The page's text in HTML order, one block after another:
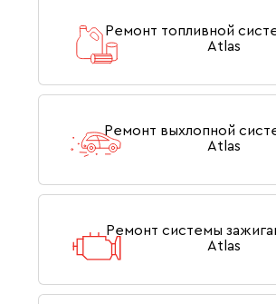
Ремонт топливной
Atlas
Ремонт выхлопной
Atlas
Ремонт системы
Atlas